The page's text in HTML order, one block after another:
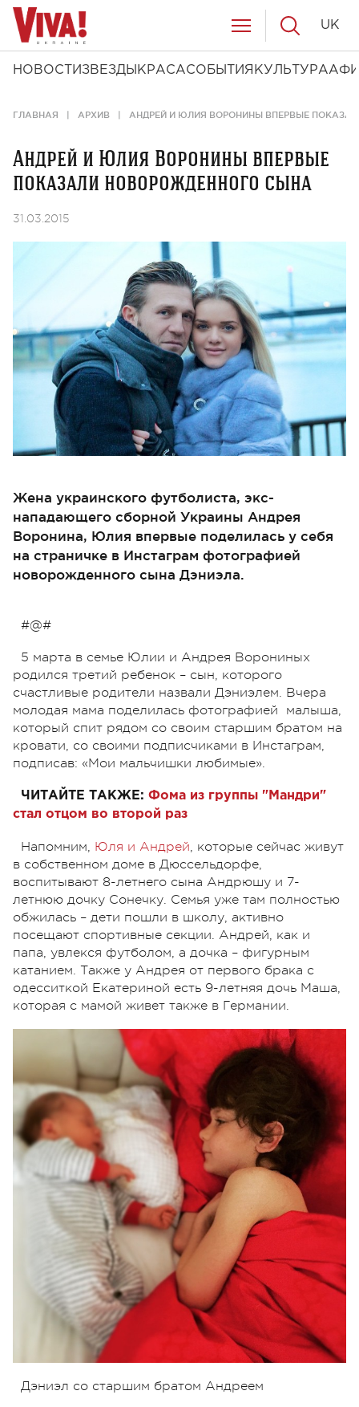
НОВОСТИ ЗВЕЗДЫ КРАСАСОБЫТИЯ КУЛЬТУРА
UK
ГЛАВНАЯ АРХИВ АНДРЕЙ И ЮЛИЯ ВОРОНИНЫ ВПЕРВЫЕ
Андрей и Юлия Воронины впервые
показали новорожденного сына
31.03.2015
Жена украинского футболиста, экс-
нападающего сборной Украины Андрея
Воронина, Юлия впервые поделилась у себя
на страничке в Инстаграм фотографией
новорожденного сына Дэниэла.
#@#
5 марта в семье Юлии и Андрея Ворониных
родился третий ребенок – сын, которого
счастливые родители назвали Дэниэлем. Вчера
молодая мама поделилась фотографией малыша,
который спит рядом со своим старшим братом на
кровати, со своими подписчиками в Инстаграм,
подписав: «Мои мальчишки любимые».
ЧИТАЙТЕ ТАКЖЕ: Фома из группы "Мандри"
стал отцом во второй раз
Напомним, Юля и Андрей, которые сейчас живут
в собственном доме в Дюссельдорфе,
воспитывают 8-летнего сына Андрюшу и 7-
летнюю дочку Сонечку. Семья уже там полностью
обжилась – дети пошли в школу, активно
посещают спортивные секции. Андрей, как и
папа, увлекся футболом, а дочка – фигурным
катанием. Также у Андрея от первого брака с
одесситкой Екатериной есть 9-летняя дочь Маша,
которая с мамой живет также в Германии.
Дэниэл со старшим братом Андреем